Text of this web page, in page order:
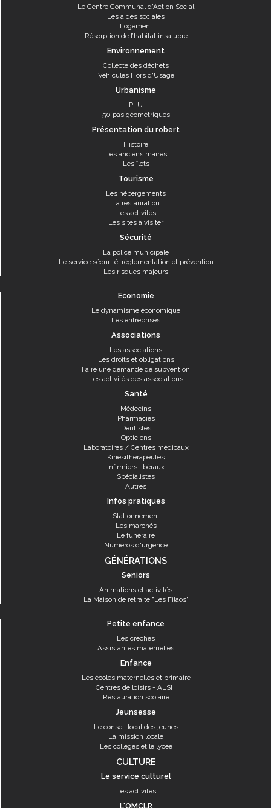
Le Centre Communal d'Action Social
Les aides sociales
Logement
Résorption de l’habitat insalubre
Environnement
Collecte des déchets
Véhicules Hors d'Usage
Urbanisme
PLU
50 pas géométriques
Présentation du robert
Histoire
Les anciens maires
Les îlets
Tourisme
Les hébergements
La restauration
Les activités
Les sites à visiter
Sécurité
La police municipale
Le service sécurité, réglementation et prévention
Les risques majeurs
Economie
Le dynamisme économique
Les entreprises
Associations
Les associations
Les droits et obligations
Faire une demande de subvention
Les activités des associations
Santé
Médecins
Pharmacies
Dentistes
Opticiens
Laboratoires / Centres médicaux
Kinésithérapeutes
Infirmiers libéraux
Spécialistes
Autres
Infos pratiques
Stationnement
Les marchés
Le funéraire
Numéros d'urgence
GÉNÉRATIONS
Seniors
Animations et activités
La Maison de retraite "Les Filaos"
Petite enfance
Les crèches
Assistantes maternelles
Enfance
Les écoles maternelles et primaire
Centres de loisirs - ALSH
Restauration scolaire
Jeunsesse
Le conseil local des jeunes
La mission locale
Les collèges et le lycée
CULTURE
Le service culturel
Les activités
L'OMCLR